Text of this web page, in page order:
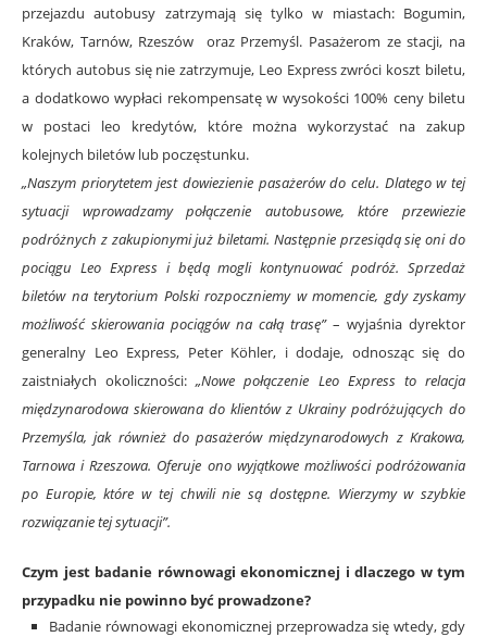
przejazdu autobusy zatrzymają się tylko w miastach: Bogumin,
Kraków, Tarnów, Rzeszów oraz Przemyśl. Pasażerom ze stacji, na
których autobus się nie zatrzymuje, Leo Express zwróci koszt biletu,
a dodatkowo wypłaci rekompensatę w wysokości 100% ceny biletu
w postaci leo kredytów, które można wykorzystać na zakup
kolejnych biletów lub poczęstunku.
„Naszym priorytetem jest dowiezienie pasażerów do celu. Dlatego w tej
sytuacji wprowadzamy połączenie autobusowe, które przewiezie
podróżnych z zakupionymi już biletami. Następnie przesiądą się oni do
pociągu Leo Express i będą mogli kontynuować podróż. Sprzedaż
biletów na terytorium Polski rozpoczniemy w momencie, gdy zyskamy
możliwość skierowania pociągów na całą trasę”– wyjaśnia dyrektor
generalny Leo Express, Peter Köhler, i dodaje, odnosząc się do
zaistniałych okoliczności:„Nowe połączenie Leo Express to relacja
międzynarodowa skierowana do klientów z Ukrainy podróżujących do
Przemyśla, jak również do pasażerów międzynarodowych z Krakowa,
Tarnowa i Rzeszowa. Oferuje ono wyjątkowe możliwości podróżowania
po Europie, które w tej chwili nie są dostępne. Wierzymy w szybkie
rozwiązanie tej sytuacji”.
Czym jest badanie równowagi ekonomicznej i dlaczego w tym
przypadku nie powinno być prowadzone?
Badanie równowagi ekonomicznej przeprowadza się wtedy, gdy